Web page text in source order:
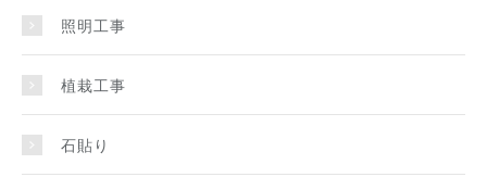
照明工事
植栽工事
石貼り